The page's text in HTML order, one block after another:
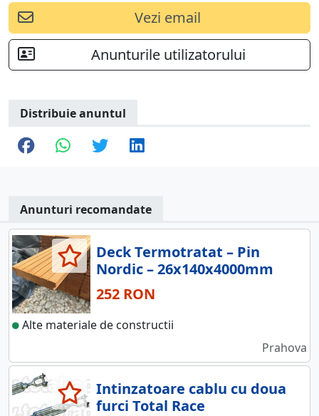
Vezi email
Anunturile utilizatorului
Distribuie anuntul
Anunturi recomandate
Deck Termotratat – Pin
Nordic – 26x140x4000mm
252 RON
Alte materiale de constructii
Prahova
Intinzatoare cablu cu doua
furci Total Race